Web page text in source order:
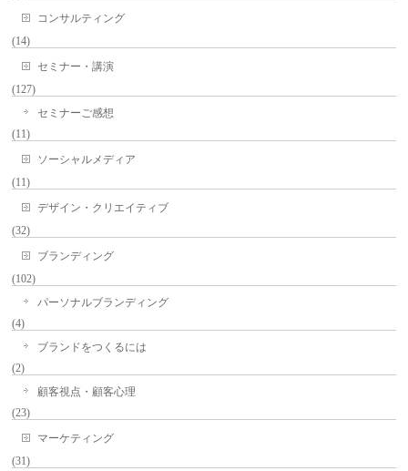
コンサルティング
(14)
セミナー・講演
(127)
セミナーご感想
(11)
ソーシャルメディア
(11)
デザイン・クリエイティブ
(32)
ブランディング
(102)
パーソナルブランディング
(4)
ブランドをつくるには
(2)
顧客視点・顧客心理
(23)
マーケティング
(31)